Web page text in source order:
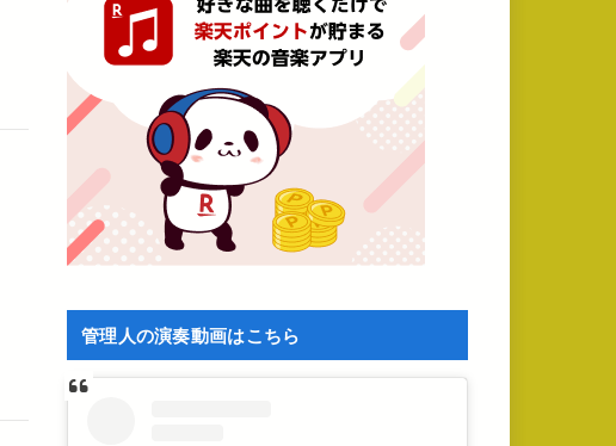
管理人の演奏動画はこちら